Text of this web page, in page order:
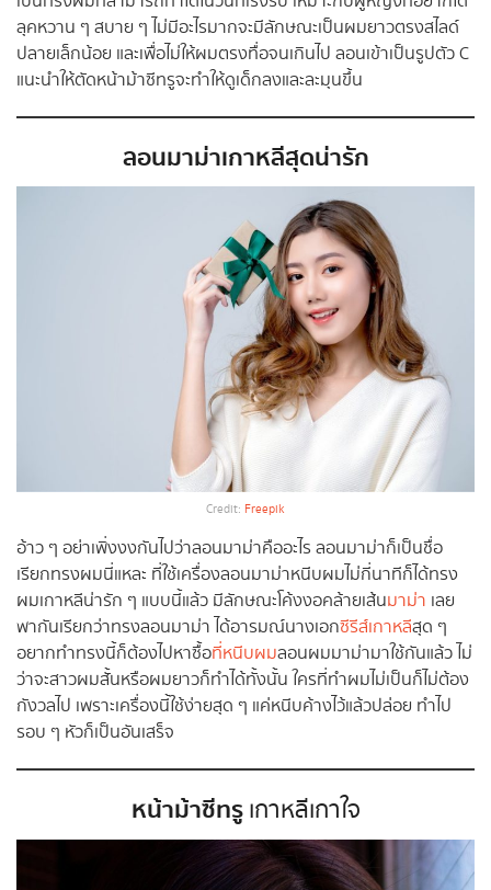
ลุคหวาน ๆ สบาย ๆ ไม่มีอะไรมากจะมีลักษณะเป็นผมยาวตรงสไลด์
ปลายเล็กน้อย และเพื่อไม่ให้ผมตรงทื่อจนเกินไป ลอนเข้าเป็นรูปตัว C
แนะนำให้ตัดหน้าม้าซีทรูจะทำให้ดูเด็กลงและละมุนขึ้น
ลอนมาม่าเกาหลีสุดน่ารัก
Credit: Freepik
อ้าว ๆ อย่าเพิ่งงงกันไปว่าลอนมาม่าคืออะไร ลอนมาม่าก็เป็นชื่อ
เรียกทรงผมนี่แหละ ที่ใช้เครื่องลอนมาม่าหนีบผมไม่กี่นาทีก็ได้ทรง
ผมเกาหลีน่ารัก ๆ แบบนี้แล้ว มีลักษณะโค้งงอคล้ายเส้นมาม่า เลย
พากันเรียกว่าทรงลอนมาม่า ได้อารมณ์นางเอกซีรีส์เกาหลีสุด ๆ
อยากทำทรงนี้ก็ต้องไปหาซื้อที่หนีบผมลอนผมมาม่ามาใช้กันแล้ว ไม่
ว่าจะสาวผมสั้นหรือผมยาวก็ทำได้ทั้งนั้น ใครที่ทำผมไม่เป็นก็ไม่ต้อง
กังวลไป เพราะเครื่องนี้ใช้ง่ายสุด ๆ แค่หนีบค้างไว้แล้วปล่อย ทำไป
รอบ ๆ หัวก็เป็นอันเสร็จ
หน้าม้าซีทรูเกาหลีเกาใจ